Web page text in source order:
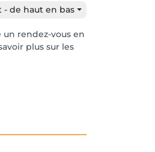
- de haut en bas
un rendez-vous en
plus sur les